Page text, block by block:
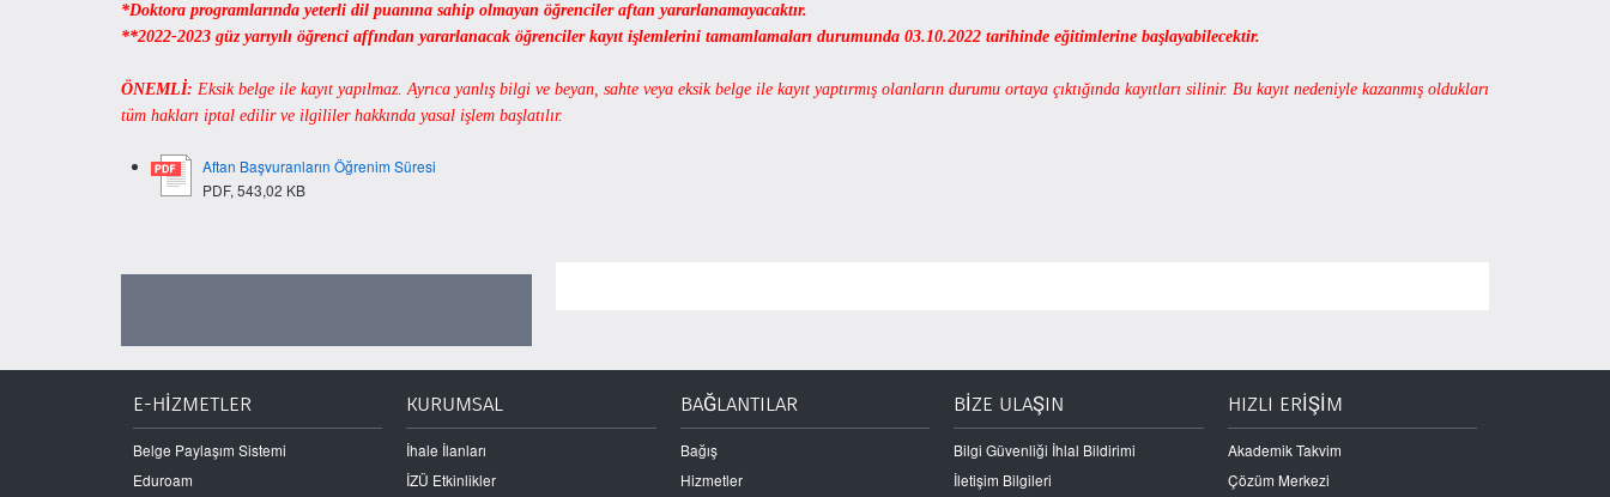
*Doktora programlarında yeterli dil puanına sahip olmayan öğrenciler aftan yararlanamayacaktır.
**2022-2023 güz yarıyılı öğrenci affından yararlanacak öğrenciler kayıt işlemlerini tamamlamaları durumunda 03.10.2022 tarihinde eğitimlerine başlayabilecektir.
ÖNEMLİ: Eksik belge ile kayıt yapılmaz. Ayrıca yanlış bilgi ve beyan, sahte veya eksik belge ile kayıt yaptırmış olanların durumu ortaya çıktığında kayıtları silinir. Bu kayıt nedeniyle kazanmış oldukları
tüm hakları iptal edilir ve ilgililer hakkında yasal işlem başlatılır.
Aftan Başvuranların Öğrenim Süresi
PDF, 543,02 KB
E-HİZMETLER
Belge Paylaşım Sistemi
Eduroam
KURUMSAL
İhale İlanları
İZÜ Etkinlikler
BAĞLANTILAR
Bağış
Hizmetler
BİZE ULAŞIN
Bilgi Güvenliği İhlal Bildirimi
İletişim Bilgileri
HIZLI ERİŞİM
Akademik Takvim
Çözüm Merkezi